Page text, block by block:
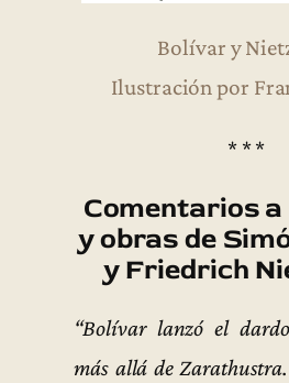
Bolívar y
Ilustración por
* * *
Comentarios
y obras de
y Friedrich
“Bolívar lanzó el
más allá de